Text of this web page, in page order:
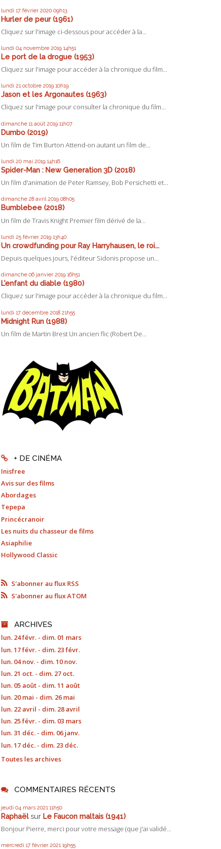
lundi 17 février 2020 09h13
Hurler de peur (1961)
Cliquez sur l'image ci-dessous pour accéder à la...
lundi 04 novembre 2019 14h51
Le port de la drogue (1953)
Cliquez sur l'image pour accéder à la chronique du film...
lundi 21 octobre 2019 10h19
Jason et les Argonautes (1963)
Cliquez sur l'image pour consulter la chronique du film...
dimanche 11 août 2019 11h07
Dumbo (2019)
Un film de Tim Burton Attend-on autant un film de...
lundi 20 mai 2019 14h16
Spider-Man : New Generation 3D (2018)
Un film d'animation de Peter Ramsey, Bob Persichetti et...
dimanche 28 avril 2019 08h05
Bumblebee (2018)
Un film de Travis Knight Premier film dérivé de la...
lundi 25 février 2019 13h40
Un crowdfunding pour Ray Harryhausen, le roi...
Depuis quelques jours, l'éditeur Sidonis propose un...
dimanche 06 janvier 2019 16h51
L'enfant du diable (1980)
Cliquez sur l'image pour accéder à la chronique du film...
lundi 17 décembre 2018 21h55
Midnight Run (1988)
Un film de Martin Brest Un ancien flic (Robert De...
+ DE CINÉMA
Inisfree
Avis sur des films
Abordages
Tepepa
Princécranoir
Les nuits du chasseur de films
Asiaphilie
Hollywood Classic
S'abonner au flux RSS
S'abonner au flux ATOM
ARCHIVES
lun. 24 févr. - dim. 01 mars
lun. 17 févr. - dim. 23 févr.
lun. 04 nov. - dim. 10 nov.
lun. 21 oct. - dim. 27 oct.
lun. 05 août - dim. 11 août
lun. 20 mai - dim. 26 mai
lun. 22 avril - dim. 28 avril
lun. 25 févr. - dim. 03 mars
lun. 31 déc. - dim. 06 janv.
lun. 17 déc. - dim. 23 déc.
Toutes les archives
COMMENTAIRES RÉCENTS
jeudi 04 mars 2021 11h50
Raphaëlsur Le Faucon maltais (1941)
Bonjour Pierre, merci pour votre message (que j'ai validé...
mercredi 17 février 2021 19h55